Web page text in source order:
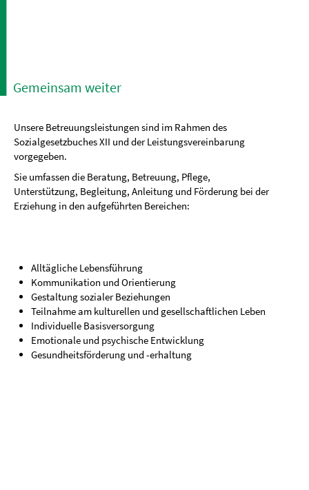
Gemeinsam weiter
Unsere Betreuungsleistungen sind im Rahmen des
Sozialgesetzbuches XII und der Leistungsvereinbarung
vorgegeben.
Sie umfassen die Beratung, Betreuung, Pflege,
Unterstützung, Begleitung, Anleitung und Förderung bei der
Erziehung in den aufgeführten Bereichen:
Alltägliche Lebensführung
Kommunikation und Orientierung
Gestaltung sozialer Beziehungen
Teilnahme am kulturellen und gesellschaftlichen Leben
Individuelle Basisversorgung
Emotionale und psychische Entwicklung
Gesundheitsförderung und -erhaltung